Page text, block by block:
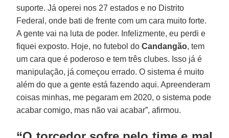
suporte. Já operei nos 27 estados e no Distrito
Federal, onde bati de frente com um cara muito forte.
A gente vai na luta de poder. Infelizmente, eu perdi e
fiquei exposto. Hoje, no futebol doCandangão, tem
um cara que é poderoso e tem três clubes. Isso já é
manipulação, já começou errado. O sistema é muito
além do que a gente está fazendo aqui. Apreenderam
coisas minhas, me pegaram em 2020, o sistema pode
acabar comigo, mas não vai acabar”, afirmou.